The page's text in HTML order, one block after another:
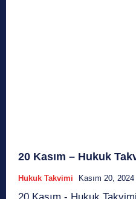
20 Kasım – Hukuk
Hukuk Takvimi Kasım 20, 2024